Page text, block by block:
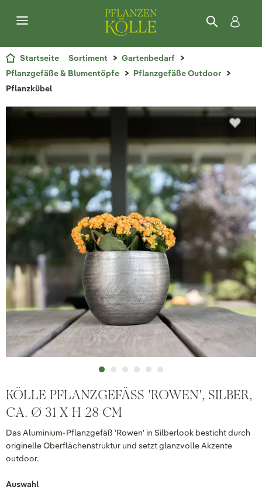
Startseite Sortiment
Gartenbedarf
Pflanzgefäße & Blumentöpfe
Pflanzgefäße Outdoor
Pflanzkübel
KÖLLE PFLANZGEFÄSS 'ROWEN', SILBER, C
A. Ø 31 X H 28 CM
Das Aluminium-Pflanzgefäß 'Rowen' in Silberlook besticht durch
originelle Oberflächenstruktur und setzt glanzvolle Akzente
outdoor.
Auswahl